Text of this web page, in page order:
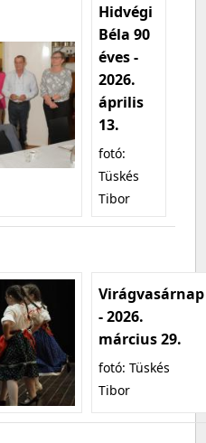
Hidvégi
Béla 90
éves -
2026.
április
13.
fotó:
Tüskés
Tibor
Virágvasárnap
- 2026.
március 29.
fotó: Tüskés
Tibor